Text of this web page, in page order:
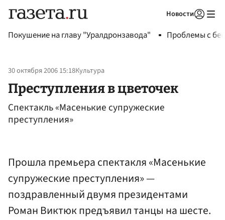
Новости
Покушение на главу "Уралдронзавода" Проблемы с
30 октября 2006 15:18Культура
Преступления в цветочек
Спектакль «Масенькие супружеские
преступления»
Прошла премьера спектакля «Масенькие
супружеские преступления» —
поздравленный двумя президентами
Роман Виктюк предъявил танцы на шесте.